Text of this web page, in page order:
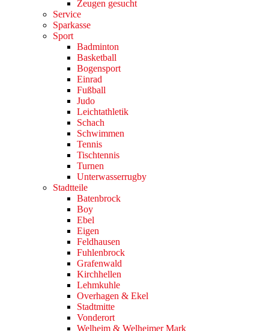
Zeugen gesucht
Service
Sparkasse
Sport
Badminton
Basketball
Bogensport
Einrad
Fußball
Judo
Leichtathletik
Schach
Schwimmen
Tennis
Tischtennis
Turnen
Unterwasserrugby
Stadtteile
Batenbrock
Boy
Ebel
Eigen
Feldhausen
Fuhlenbrock
Grafenwald
Kirchhellen
Lehmkuhle
Overhagen & Ekel
Stadtmitte
Vonderort
Welheim & Welheimer Mark